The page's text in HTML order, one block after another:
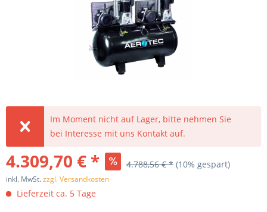
Im Moment nicht auf Lager, bitte nehmen Sie
bei Interesse mit uns Kontakt auf.
4.309,70 € * 4.788,56 € * (10% gespart)
inkl. MwSt.zzgl. Versandkosten
Lieferzeit ca. 5 Tage